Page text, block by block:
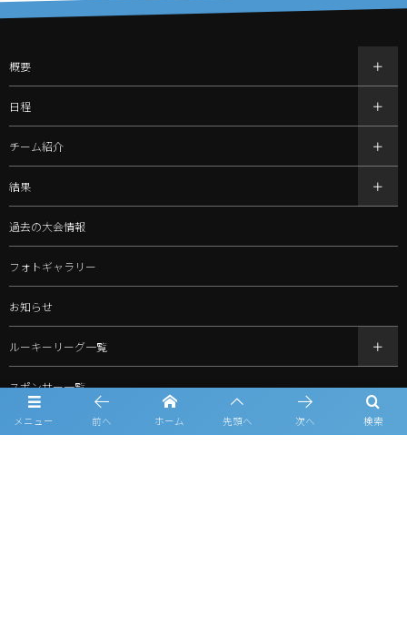
メニュー 検索
前へ ホーム 先頭へ 次へ
概要
日程
チーム紹介
結果
過去の大会情報
フォトギャラリー
お知らせ
ルーキーリーグ一覧
スポンサー一覧
問合せ